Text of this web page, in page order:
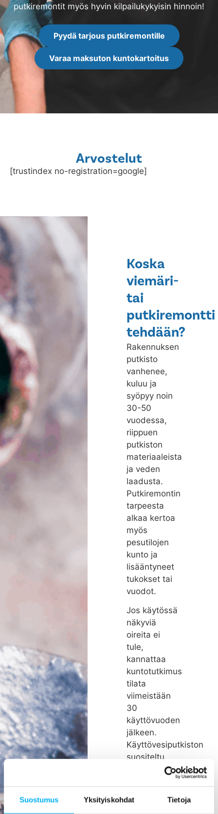
Suostumus Yksityiskohdat Tietoja
putkiremontit myös hyvin kilpailukykyisin hinnoin!
Pyydä tarjous putkiremontille
Varaa maksuton kuntokartoitus
Arvostelut
[trustindex no-registration=google]
Koska
viemäri-
tai
putkiremontti
tehdään?
Rakennuksen
putkisto
vanhenee,
kuluu ja
syöpyy noin
30-50
vuodessa,
riippuen
putkiston
materiaaleista
ja veden
laadusta.
Putkiremontin
tarpeesta
alkaa kertoa
myös
pesutilojen
kunto ja
lisääntyneet
tukokset tai
vuodot.
Jos käytössä
näkyviä
oireita ei
tule,
kannattaa
kuntotutkimus
tilata
viimeistään
30
käyttövuoden
jälkeen.
Käyttövesiputkiston
suositeltu
remonttiväli
Rakenteiden